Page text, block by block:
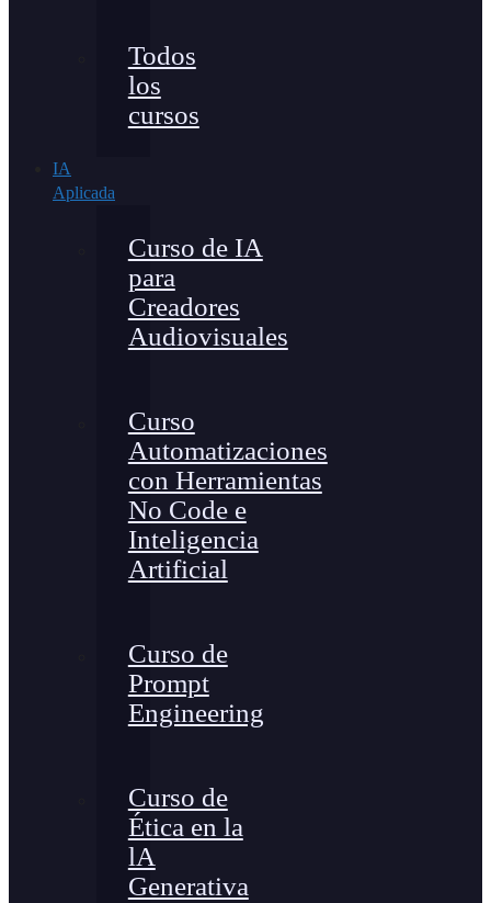
Todos
los
cursos
IA
Aplicada
Curso de IA
para
Creadores
Audiovisuales
Curso
Automatizaciones
con Herramientas
No Code e
Inteligencia
Artificial
Curso de
Prompt
Engineering
Curso de
Ética en la
lA
Generativa